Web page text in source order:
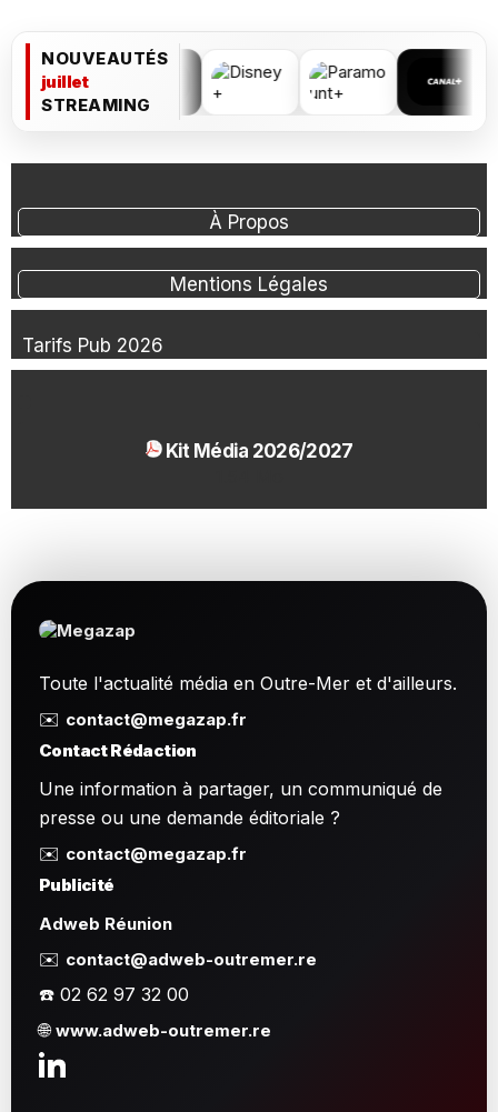
NOUVEAUTÉS
juillet
STREAMING
À Propos
Mentions Légales
Tarifs Pub 2026
Kit Média 2026/2027
Toute l'actualité média en Outre-Mer et d'ailleurs.
✉️ contact@megazap.fr
Contact Rédaction
Une information à partager, un communiqué de
presse ou une demande éditoriale ?
✉️ contact@megazap.fr
Publicité
Adweb Réunion
✉️ contact@adweb-outremer.re
☎️ 02 62 97 32 00
🌐www.adweb-outremer.re